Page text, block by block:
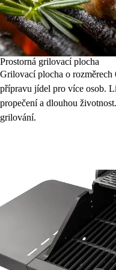
Prostorná grilovací plocha
Grilovací plocha o rozměrech
přípravu jídel pro více osob.
propečení a dlouhou
grilování.